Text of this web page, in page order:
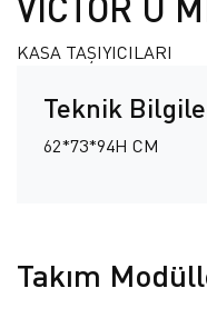
KASA TAŞIYICILARI
Teknik
62*73*94H CM
Takım